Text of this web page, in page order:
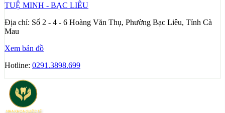
TUỆ MINH - BẠC LIÊU
Địa chỉ: Số 2 - 4 - 6 Hoàng Văn Thụ, Phường Bạc Liêu, Tỉnh Cà
Mau
Xem bản đồ
Hotline: 0291.3898.699